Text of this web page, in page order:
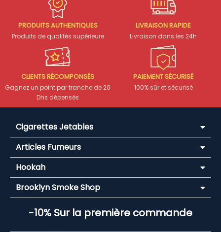
PRODUITS AUTHENTIQUES
Produits de qualités supérieure
LIVRAISON RAPIDE
Livraison dans les 24h
CLIENTS RÉCOMPONSÉS
Gagnez un point par tranche de 20
Dhs dépensés
PAIEMENT SÉCURISÉ
100% sûr et sécurisé
Cigarettes Jetables
Articles Fumeurs
Hookah
Brooklyn Smoke Shop
-10% Sur la première commande